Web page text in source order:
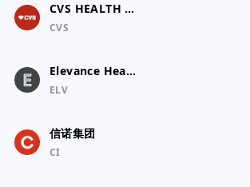
CVS HEALTH CORPORATION
CVS
Elevance Health, Inc.
ELV
信诺集团
CI